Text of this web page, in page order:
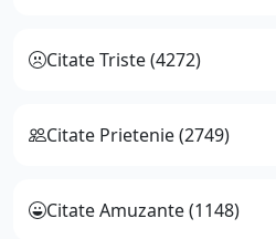
Citate Triste (4272)
Citate Prietenie (2749)
Citate Amuzante (1148)